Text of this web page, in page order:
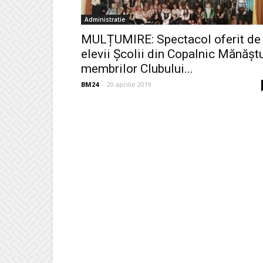
Administratie
MULȚUMIRE: Spectacol oferit de
elevii Școlii din Copalnic
membrilor Clubului...
BM24 - 20 aprilie 2019